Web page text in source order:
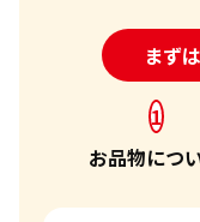
刻印のない金・貴
大判・小判、外国
「金・貴金属の査
「金・貴金属の買
まず
24時間
1
お品物につ